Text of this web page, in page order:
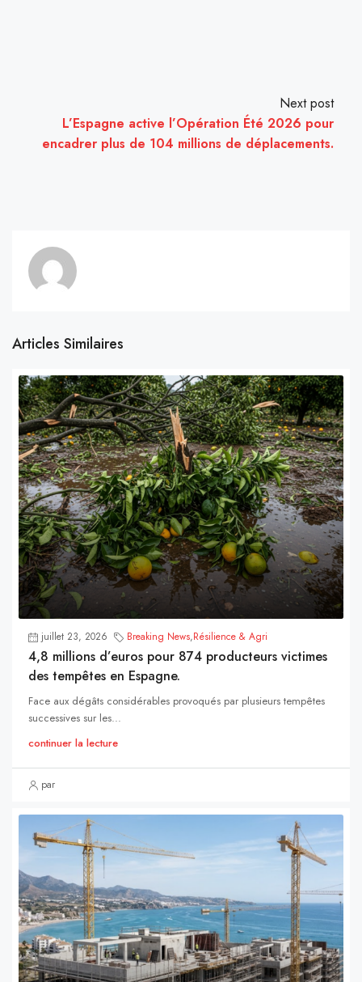
Next post
L’Espagne active l’Opération Été 2026 pour
encadrer plus de 104 millions de déplacements.
Articles Similaires
juillet 23, 2026 Breaking News,Résilience & Agri
4,8 millions d’euros pour 874 producteurs victimes
des tempêtes en Espagne.
Face aux dégâts considérables provoqués par plusieurs tempêtes
successives sur les...
continuer la lecture
par